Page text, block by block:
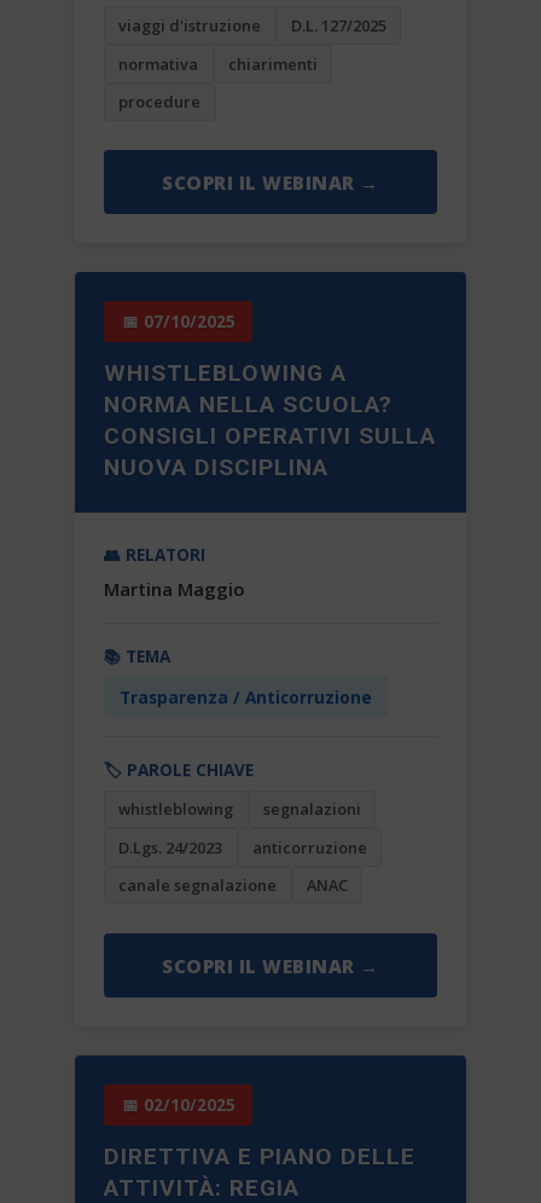
viaggi d'istruzione
D.L. 127/2025
normativa
chiarimenti
procedure
SCOPRI IL WEBINAR →
📅 07/10/2025
WHISTLEBLOWING A
NORMA NELLA SCUOLA?
CONSIGLI OPERATIVI SULLA
NUOVA DISCIPLINA
👥 RELATORI
Martina Maggio
📚 TEMA
Trasparenza / Anticorruzione
🏷️ PAROLE CHIAVE
whistleblowing
segnalazioni
D.Lgs. 24/2023
anticorruzione
canale segnalazione
ANAC
SCOPRI IL WEBINAR →
📅 02/10/2025
DIRETTIVA E PIANO DELLE
ATTIVITÀ: REGIA